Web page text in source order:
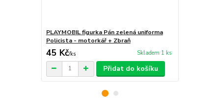
PLAYMOBIL figurka Pán zelená uniforma
Policista - motorkář + Zbraň
45 Kč/ks Skladem 1 ks
Přidat do košíku